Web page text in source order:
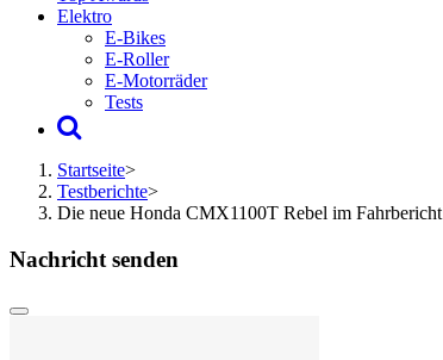
Elektro
E-Bikes
E-Roller
E-Motorräder
Tests
Startseite>
Testberichte>
Die neue Honda CMX1100T Rebel im Fahrbericht
Nachricht senden